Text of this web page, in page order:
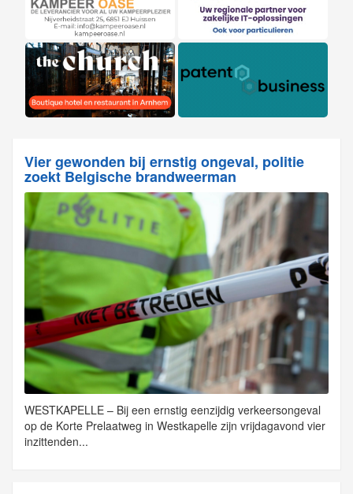
Vier gewonden bij ernstig ongeval, politie
zoekt Belgische brandweerman
WESTKAPELLE – Bij een ernstig eenzijdig verkeersongeval
op de Korte Prelaatweg in Westkapelle zijn vrijdagavond vier
inzittenden...